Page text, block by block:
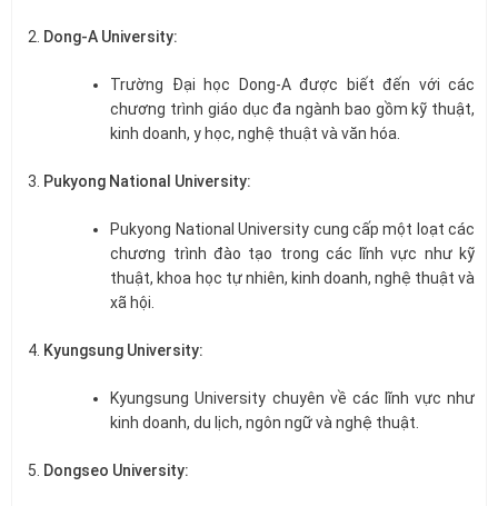
Dong-A University:
Trường Đại học Dong-A được biết đến với các
chương trình giáo dục đa ngành bao gồm kỹ thuật,
kinh doanh, y học, nghệ thuật và văn hóa.
Pukyong National University:
Pukyong National University cung cấp một loạt các
chương trình đào tạo trong các lĩnh vực như kỹ
thuật, khoa học tự nhiên, kinh doanh, nghệ thuật và
xã hội.
Kyungsung University:
Kyungsung University chuyên về các lĩnh vực như
kinh doanh, du lịch, ngôn ngữ và nghệ thuật.
Dongseo University: